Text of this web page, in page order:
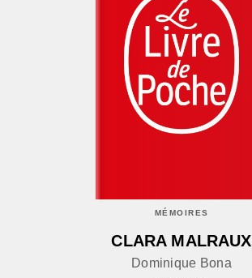
MÉMOIRES
CLARA MALRAUX
Dominique Bona